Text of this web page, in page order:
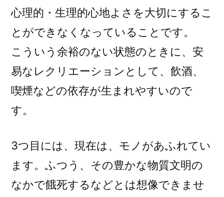
心理的・生理的心地よさを大切にするこ
とができなくなっていることです。
こういう余裕のない状態のときに、安
易なレクリエーションとして、飲酒、
喫煙などの依存が生まれやすいので
す。
3つ目には、現在は、モノがあふれてい
ます。ふつう、その豊かな物質文明の
なかで餓死するなどとは想像できませ